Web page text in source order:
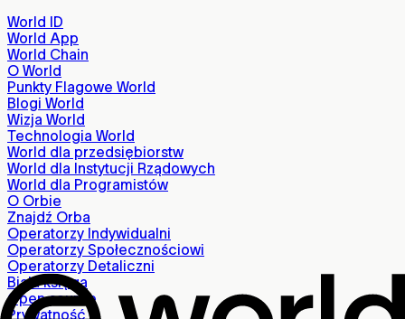
World ID
World App
World Chain
O World
Punkty Flagowe World
Blogi World
Wizja World
Technologia World
World dla przedsiębiorstw
World dla Instytucji Rządowych
World dla Programistów
O Orbie
Znajdź Orba
Operatorzy Indywidualni
Operatorzy Społecznościowi
Operatorzy Detaliczni
Biała księga
Open source
Prywatność